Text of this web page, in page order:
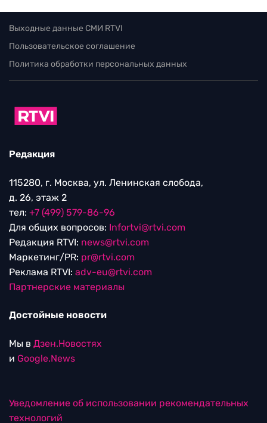
Выходные данные СМИ RTVI
Пользовательское соглашение
Политика обработки персональных данных
Редакция
115280, г. Москва, ул. Ленинская слобода,
д. 26, этаж 2
тел: +7 (499) 579-86-96
Для общих вопросов: Infortvi@rtvi.com
Редакция RTVI: news@rtvi.com
Маркетинг/PR: pr@rtvi.com
Реклама RTVI: adv-eu@rtvi.com
Партнерские материалы
Достойные новости
Мы в Дзен.Новостях
и Google.News
Уведомление об использовании рекомендательных
технологий